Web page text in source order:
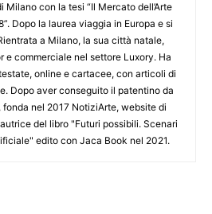
Milano con la tesi “Il Mercato dell’Arte
Dopo la laurea viaggia in Europa e si
a Milano, la sua città natale,
e commerciale nel settore Luxory. Ha
online e cartacee, con articoli di
Dopo aver conseguito il patentino da
nel 2017 NotiziArte, website di
del libro "Futuri possibili. Scenari
edito con Jaca Book nel 2021.